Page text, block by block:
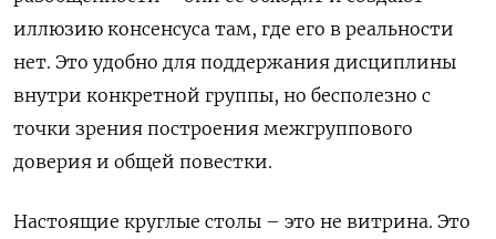
иллюзию консенсуса там, где его в реальности
нет. Это удобно для поддержания дисциплины
внутри конкретной группы, но бесполезно с
точки зрения построения межгруппового
доверия и общей повестки.
Настоящие круглые столы – это не витрина. Это